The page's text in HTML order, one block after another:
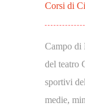
Corsi di
Campo di
del teatro
sportivi
medie,